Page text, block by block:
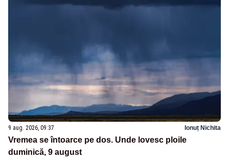
9 aug. 2026, 09:37 Ionuț Nichita
Vremea se întoarce pe dos. Unde lovesc ploile
duminică, 9 august